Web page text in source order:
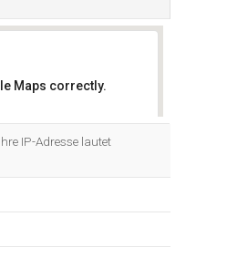
Maps correctly.
IP-Adresse lautet